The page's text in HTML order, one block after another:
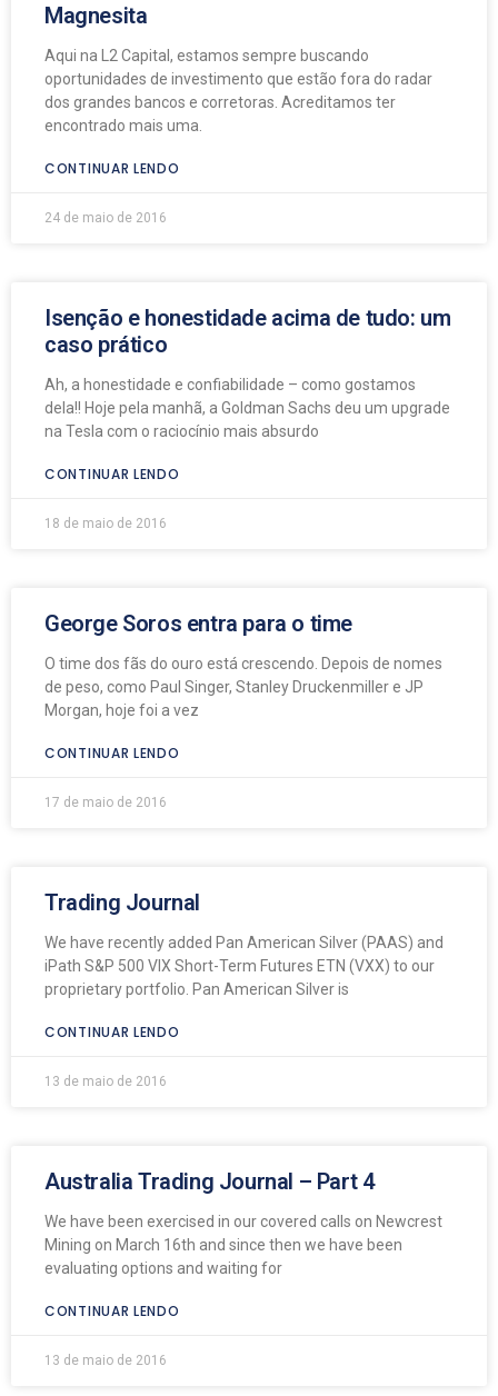
Magnesita
Aqui na L2 Capital, estamos sempre buscando
oportunidades de investimento que estão fora do radar
dos grandes bancos e corretoras. Acreditamos ter
encontrado mais uma.
CONTINUAR LENDO
24 de maio de 2016
Isenção e honestidade acima de tudo: um
caso prático
Ah, a honestidade e confiabilidade – como gostamos
dela!! Hoje pela manhã, a Goldman Sachs deu um upgrade
na Tesla com o raciocínio mais absurdo
CONTINUAR LENDO
18 de maio de 2016
George Soros entra para o time
O time dos fãs do ouro está crescendo. Depois de nomes
de peso, como Paul Singer, Stanley Druckenmiller e JP
Morgan, hoje foi a vez
CONTINUAR LENDO
17 de maio de 2016
Trading Journal
We have recently added Pan American Silver (PAAS) and
iPath S&P 500 VIX Short-Term Futures ETN (VXX) to our
proprietary portfolio. Pan American Silver is
CONTINUAR LENDO
13 de maio de 2016
Australia Trading Journal – Part 4
We have been exercised in our covered calls on Newcrest
Mining on March 16th and since then we have been
evaluating options and waiting for
CONTINUAR LENDO
13 de maio de 2016